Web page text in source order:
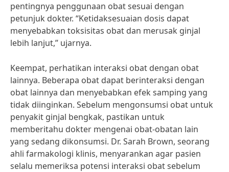
pentingnya penggunaan obat sesuai dengan
petunjuk dokter. “Ketidaksesuaian dosis dapat
menyebabkan toksisitas obat dan merusak ginjal
lebih lanjut,” ujarnya.
Keempat, perhatikan interaksi obat dengan obat
lainnya. Beberapa obat dapat berinteraksi dengan
obat lainnya dan menyebabkan efek samping yang
tidak diinginkan. Sebelum mengonsumsi obat untuk
penyakit ginjal bengkak, pastikan untuk
memberitahu dokter mengenai obat-obatan lain
yang sedang dikonsumsi. Dr. Sarah Brown, seorang
ahli farmakologi klinis, menyarankan agar pasien
selalu memeriksa potensi interaksi obat sebelum